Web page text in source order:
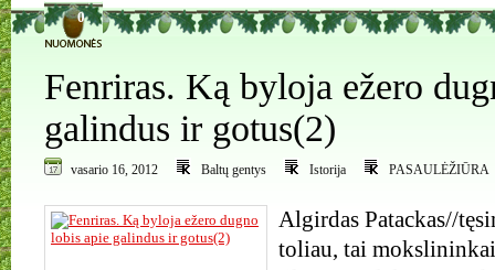
0
Fenriras. Ką byloja ežero
galindus ir gotus(2)
vasario 16, 2012 Baltų gentys Istorija PASAULĖŽIŪRA
Algirdas Patackas//
toliau, tai